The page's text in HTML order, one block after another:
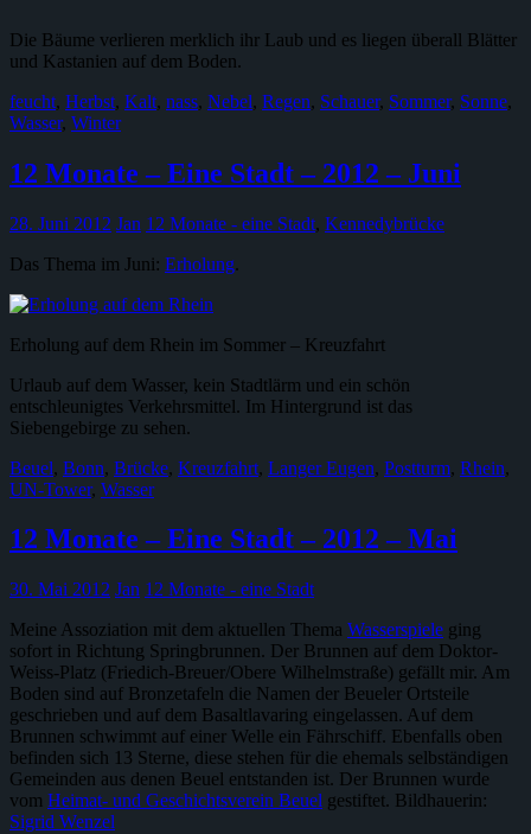
Die Bäume verlieren merklich ihr Laub und es liegen überall Blätter
und Kastanien auf dem Boden.
feucht, Herbst, Kalt, nass, Nebel, Regen, Schauer, Sommer, Sonne,
Wasser, Winter
12 Monate – Eine Stadt – 2012 – Juni
28. Juni 2012 Jan 12 Monate - eine Stadt, Kennedybrücke
Das Thema im Juni: Erholung.
Erholung auf dem Rhein im Sommer – Kreuzfahrt
Urlaub auf dem Wasser, kein Stadtlärm und ein schön
entschleunigtes Verkehrsmittel. Im Hintergrund ist das
Siebengebirge zu sehen.
Beuel, Bonn, Brücke, Kreuzfahrt, Langer Eugen, Postturm, Rhein,
UN-Tower, Wasser
12 Monate – Eine Stadt – 2012 – Mai
30. Mai 2012 Jan 12 Monate - eine Stadt
Meine Assoziation mit dem aktuellen Thema Wasserspiele ging
sofort in Richtung Springbrunnen. Der Brunnen auf dem Doktor-
Weiss-Platz (Friedich-Breuer/Obere Wilhelmstraße) gefällt mir. Am
Boden sind auf Bronzetafeln die Namen der Beueler Ortsteile
geschrieben und auf dem Basaltlavaring eingelassen. Auf dem
Brunnen schwimmt auf einer Welle ein Fährschiff. Ebenfalls oben
befinden sich 13 Sterne, diese stehen für die ehemals selbständigen
Gemeinden aus denen Beuel entstanden ist. Der Brunnen wurde
vom Heimat- und Geschichtsverein Beuel gestiftet. Bildhauerin:
Sigrid Wenzel